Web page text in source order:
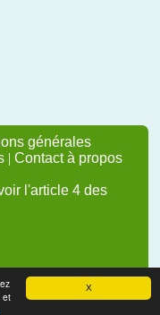
X
et
générales
| Contact à propos
l'article 4 des